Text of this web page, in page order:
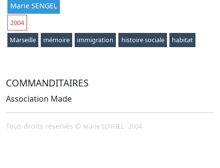
Marie SENGEL
2004
Marseille
mémoire immigration histoire sociale habitat
COMMANDITAIRES
Association Made
Tous droits réservés © Marie SENGEL 2004